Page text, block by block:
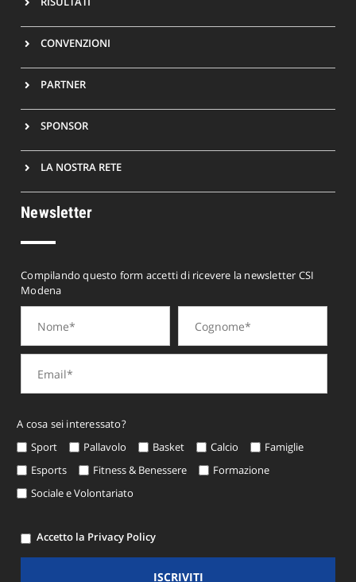
CONVENZIONI
PARTNER
SPONSOR
LA NOSTRA RETE
Newsletter
Compilando questo form accetti di ricevere la newsletter CSI
Modena
A cosa sei interessato?
Sport
Pallavolo Basket Calcio
Famiglie
Esports
Fitness & Benessere
Formazione
Sociale e Volontariato
Accetto la Privacy Policy
ISCRIVITI